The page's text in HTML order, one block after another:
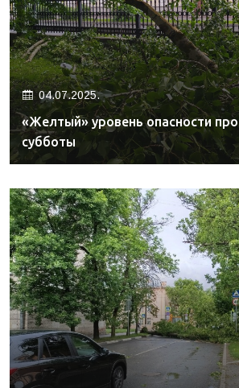
04.07.2025.
«Желтый» уровень опасности
субботы